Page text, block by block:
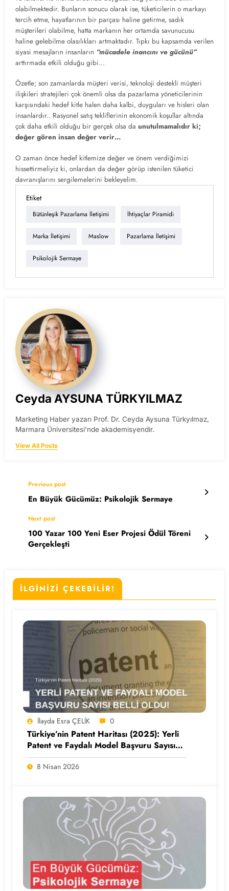
olabilmektedir. Bunların sonucu olarak ise, tüketicilerin o markayı
tercih etme, hayatlarının bir parçası haline getirme, sadık
müşterileri olabilme, hatta markanın her ortamda savunucusu
haline gelebilme olasılıkları artmaktadır. Tıpkı bu kapsamda verilen
siyasi mesajların insanların “mücadele inancını ve gücünü”
arttırmada etkili olduğu gibi…
Özetle; son zamanlarda müşteri verisi, teknoloji destekli müşteri
ilişkileri stratejileri çok önemli olsa da pazarlama yöneticilerinin
karşısındaki hedef kitle halen daha kalbi, duyguları ve hisleri olan
insanlardır.. Rasyonel satış tekliflerinin ekonomik koşullar altında
çok daha etkili olduğu bir gerçek olsa da unutulmamalıdır ki;
değer gören insan değer verir…
O zaman önce hedef kitlemize değer ve önem verdiğimizi
hissettirmeliyiz ki, onlardan da değer görüp istenilen tüketici
davranışlarını sergilemelerini bekleyelim.
Etiket
Bütünleşik Pazarlama İletişimi İhtiyaçlar Piramidi
Marka İletişimi Maslow Pazarlama İletişimi
Psikolojik Sermaye
Ceyda AYSUNA TÜRKYILMAZ
Marketing Haber yazarı Prof. Dr. Ceyda Aysuna Türkyılmaz,
Marmara Üniversitesi'nde akademisyendir.
View All Posts
Previous post
En Büyük Gücümüz: Psikolojik Sermaye
Next post
100 Yazar 100 Yeni Eser Projesi Ödül Töreni
Gerçekleşti
İLGİNİZİ ÇEKEBİLİR!
İlayda Esra ÇELİK 0
Türkiye’nin Patent Haritası (2025): Yerli
Patent ve Faydalı Model Başvuru Sayısı
Açıklandı
8 Nisan 2026